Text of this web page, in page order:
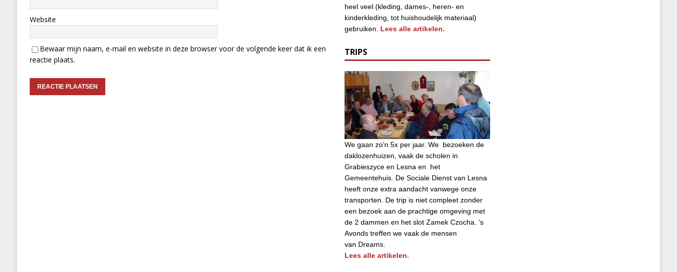
Website
Bewaar mijn naam, e-mail en website in deze browser voor de volgende keer dat ik een
reactie plaats.
heel veel (kleding, dames-, heren- en
kinderkleding, tot huishoudelijk materiaal)
gebruiken. Lees alle artikelen.
TRIPS
We gaan zo’n 5x per jaar. We bezoeken de
daklozenhuizen, vaak de scholen in
Grabieszyce en Lesna en het
Gemeentehuis. De Sociale Dienst van Lesna
heeft onze extra aandacht vanwege onze
transporten. De trip is niet compleet zonder
een bezoek aan de prachtige omgeving met
de 2 dammen en het slot Zamek Czocha. ’s
Avonds treffen we vaak de mensen
van Dreams.
Lees alle artikelen.